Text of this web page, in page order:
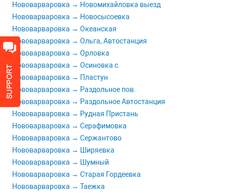
Нововарваровка → Новомихайловка выезд
Нововарваровка → Новосысоевка
Нововарваровка → Океанская
Нововарваровка → Ольга, Автостанция
Нововарваровка → Орловка
Нововарваровка → Осиновка с.
Нововарваровка → Пластун
Нововарваровка → Раздольное пов.
Нововарваровка → Раздольное Автостанция
Нововарваровка → Рудная Пристань
Нововарваровка → Серафимовка
Нововарваровка → Сержантово
Нововарваровка → Ширяевка
Нововарваровка → Шумный
Нововарваровка → Старая Гордеевка
Нововарваровка → Таежка